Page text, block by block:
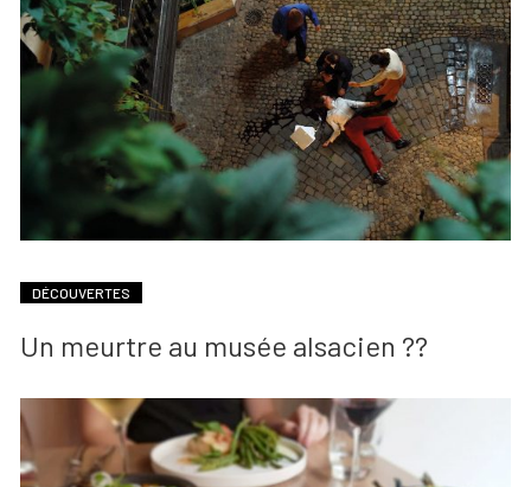
DÉCOUVERTES
Un meurtre au musée alsacien ??